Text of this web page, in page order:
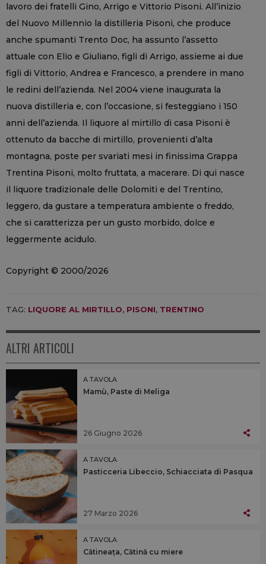
lavoro dei fratelli Gino, Arrigo e Vittorio Pisoni. All’inizio
del Nuovo Millennio la distilleria Pisoni, che produce
anche spumanti Trento Doc, ha assunto l’assetto
attuale con Elio e Giuliano, figli di Arrigo, assieme ai due
figli di Vittorio, Andrea e Francesco, a prendere in mano
le redini dell’azienda. Nel 2004 viene inaugurata la
nuova distilleria e, con l’occasione, si festeggiano i 150
anni dell’azienda. Il liquore al mirtillo di casa Pisoni è
ottenuto da bacche di mirtillo, provenienti d’alta
montagna, poste per svariati mesi in finissima Grappa
Trentina Pisoni, molto fruttata, a macerare. Di qui nasce
il liquore tradizionale delle Dolomiti e del Trentino,
leggero, da gustare a temperatura ambiente o freddo,
che si caratterizza per un gusto morbido, dolce e
leggermente acidulo.
Copyright © 2000/2026
TAG: LIQUORE AL MIRTILLO, PISONI, TRENTINO
ALTRI ARTICOLI
A TAVOLA
Mamù, Paste di Meliga
26 Giugno 2026
A TAVOLA
Pasticceria Libeccio, Schiacciata di Pasqua
27 Marzo 2026
A TAVOLA
Cǎtineața, Cǎtinǎ cu miere